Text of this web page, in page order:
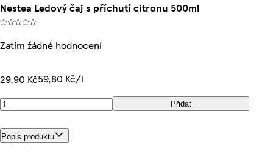
Nestea Ledový čaj s příchutí citronu 500ml
Zatím žádné hodnocení
29,90 Kč59,80 Kč/l
Přidat
Popis produktu